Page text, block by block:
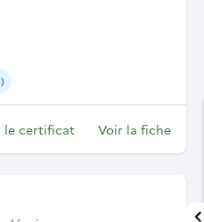
le certificat Voir la fiche